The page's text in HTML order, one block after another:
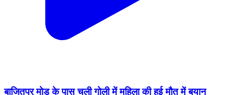
बाजितपुर मोड़ के पास चली गोली में महिला की हुई मौत में बयान